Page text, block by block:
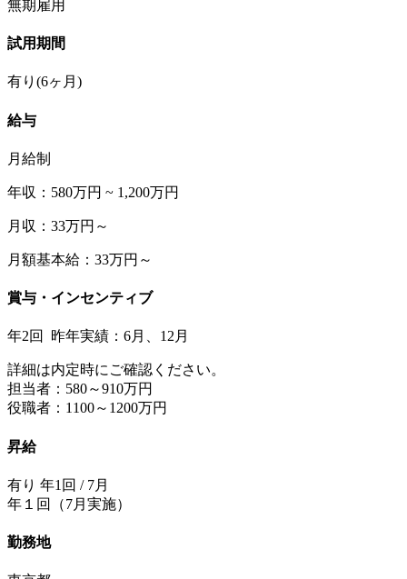
無期雇用
試用期間
有り(6ヶ月)
給与
月給制
年収：580万円 ~ 1,200万円
月収：33万円～
月額基本給：33万円～
賞与・インセンティブ
年2回 昨年実績：6月、12月
詳細は内定時にご確認ください。
担当者：580～910万円
役職者：1100～1200万円
昇給
有り 年1回 / 7月
年１回（7月実施）
勤務地